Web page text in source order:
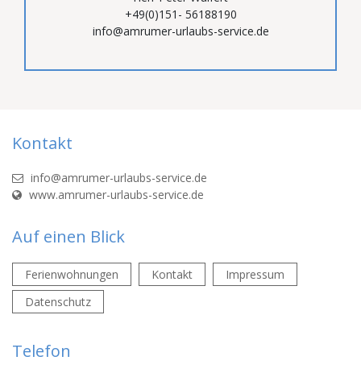
+49(0)151- 56188190
info@amrumer-urlaubs-service.de
Kontakt
info@amrumer-urlaubs-service.de
www.amrumer-urlaubs-service.de
Auf einen Blick
Ferienwohnungen Kontakt
Impressum
Datenschutz
Telefon